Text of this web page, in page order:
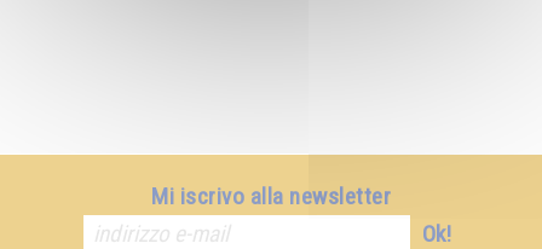
Mi iscrivo alla newsletter
Ok!